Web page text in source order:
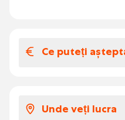
Ce puteți
beneficii extra-
Unde veți lucra